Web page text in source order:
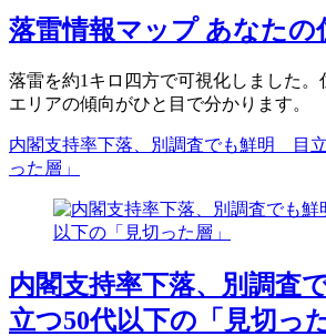
落雷情報マップ あなたの
落雷を約1キロ四方で可視化しました。
エリアの傾向がひと目で分かります。
内閣支持率下落、別調査でも鮮明 目
った層」
内閣支持率下落、別調査
立つ50代以下の「見切っ